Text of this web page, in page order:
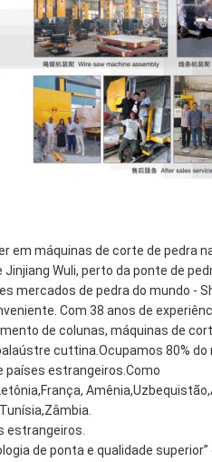
em máquinas de corte de pedra
Wuli, perto da ponte de
mercados de pedra do mundo -
Com 38 anos de
de colunas, máquinas de
cuttina.Ocupamos 80% do
países estrangeiros.Como
estrangeiros.
de ponta e qualidade